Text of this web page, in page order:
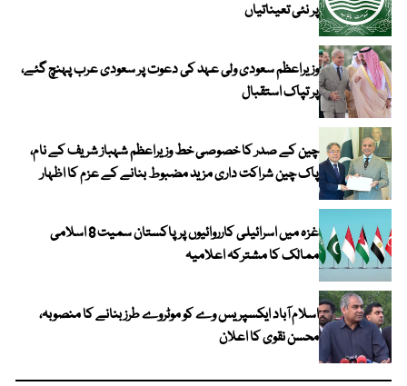
پر نئی تعیناتیاں
وزیراعظم سعودی ولی عہد کی دعوت پر سعودی عرب پہنچ گئے،
پر تپاک استقبال
چین کے صدر کا خصوصی خط وزیراعظم شہباز شریف کے نام،
پاک چین شراکت داری مزید مضبوط بنانے کے عزم کا اظہار
غزہ میں اسرائیلی کارروائیوں پر پاکستان سمیت 8 اسلامی
ممالک کا مشترکہ اعلامیہ
اسلام آباد ایکسپریس وے کو موٹروے طرز بنانے کا منصوبہ،
محسن نقوی کا اعلان